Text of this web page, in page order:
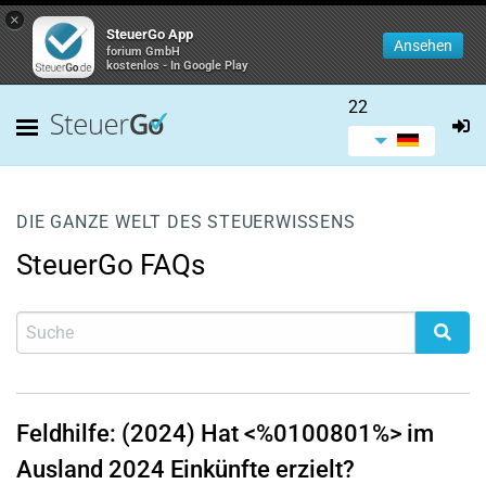
×
SteuerGo App
forium GmbH
kostenlos - In Google Play
Ansehen
22
DIE GANZE WELT DES STEUERWISSENS
SteuerGo FAQs
Feldhilfe: (2024) Hat <%0100801%> im
Ausland 2024 Einkünfte erzielt?